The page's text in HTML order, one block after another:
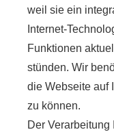
weil sie ein
Internet-
Funktionen
stünden. Wir
die Webseite auf
zu können.
Der